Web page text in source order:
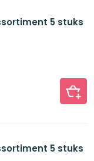
5 stuks
5 stuks